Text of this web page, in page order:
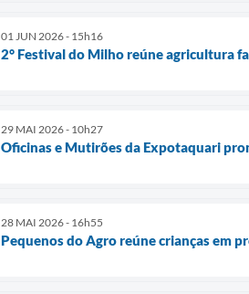
01 JUN 2026 - 15h16
2° Festival do Milho reúne agricultura
29 MAI 2026 - 10h27
Oficinas e Mutirões da Expotaquari
28 MAI 2026 - 16h55
Pequenos do Agro reúne crianças em